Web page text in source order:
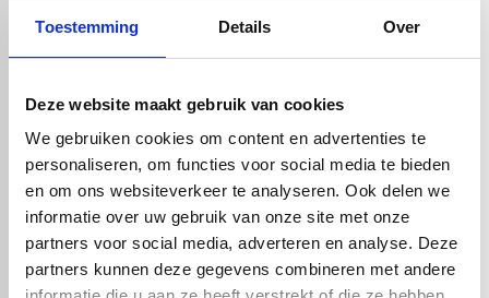
Toestemming Details Over
Deze website maakt gebruik van cookies
We gebruiken cookies om content en advertenties te
personaliseren, om functies voor social media te bieden
en om ons websiteverkeer te analyseren. Ook delen we
informatie over uw gebruik van onze site met onze
partners voor social media, adverteren en analyse. Deze
partners kunnen deze gegevens combineren met andere
indien nodig snel geleverd. Dit product is in kleur naturel verkrijgbaar
en in lengtemaat 1000mm, in 14 verschillende diameters. Heeft u
Handig om er bij te kopen